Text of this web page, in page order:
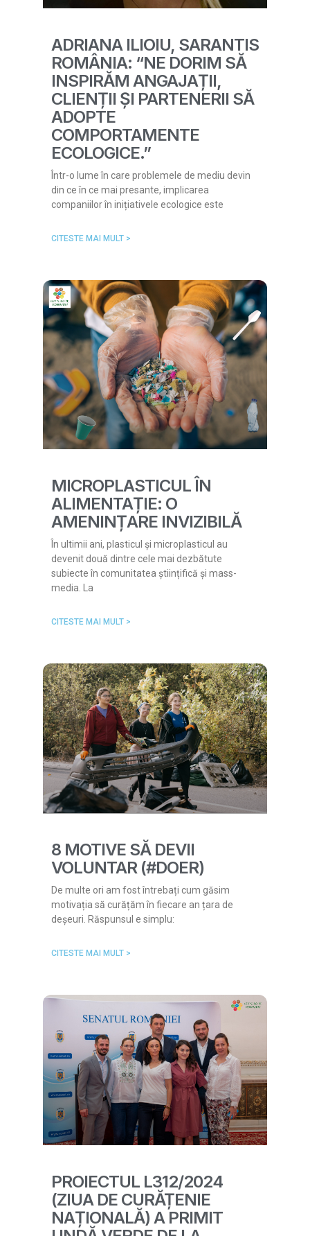
ADRIANA ILIOIU, SARANTIS
ROMÂNIA: “NE DORIM SĂ
INSPIRĂM ANGAJAȚII,
CLIENȚII ȘI PARTENERII SĂ
ADOPTE
COMPORTAMENTE
ECOLOGICE.”
Într-o lume în care problemele de mediu devin
din ce în ce mai presante, implicarea
companiilor în inițiativele ecologice este
CITESTE MAI MULT >
MICROPLASTICUL ÎN
ALIMENTAȚIE: O
AMENINȚARE INVIZIBILĂ
În ultimii ani, plasticul și microplasticul au
devenit două dintre cele mai dezbătute
subiecte în comunitatea științifică și mass-
media. La
CITESTE MAI MULT >
8 MOTIVE SĂ DEVII
VOLUNTAR (#DOER)
De multe ori am fost întrebați cum găsim
motivația să curățăm în fiecare an țara de
deșeuri. Răspunsul e simplu:
CITESTE MAI MULT >
PROIECTUL L312/2024
(ZIUA DE CURĂȚENIE
NAȚIONALĂ) A PRIMIT